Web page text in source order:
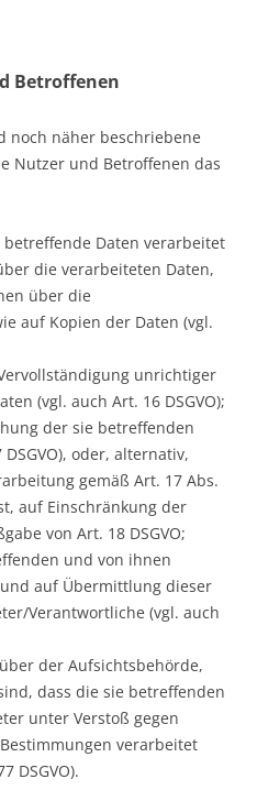
Betroffenen
noch näher beschriebene
Nutzer und Betroffenen das
Daten verarbeitet
die verarbeiteten Daten,
über die
auf Kopien der Daten (vgl.
unrichtiger
(vgl. auch Art. 16 DSGVO);
der sie betreffenden
oder, alternativ,
gemäß Art. 17 Abs.
auf Einschränkung der
von Art. 18 DSGVO;
und von ihnen
auf Übermittlung dieser
Verantwortliche (vgl. auch
der Aufsichtsbehörde,
dass die sie betreffenden
unter Verstoß gegen
verarbeitet
DSGVO).